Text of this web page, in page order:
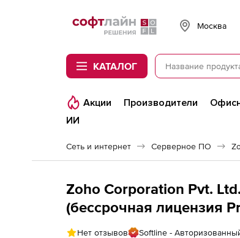
Softline
Москва
КАТАЛОГ
Акции Производители
ИИ
Сеть и интернет Серверное ПО
Zoho Corporation Pvt.
(бессрочная лицензия
Нет отзывов
Softline -